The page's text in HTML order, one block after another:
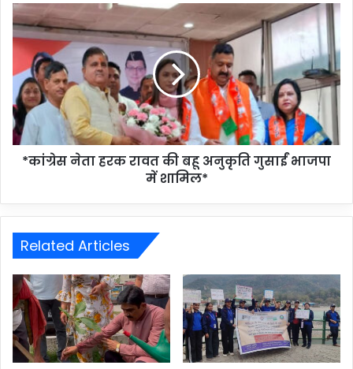
*कांग्रेस नेता हरक रावत की बहू अनुकृति गुसाईं भाजपा
में शामिल*
Related Articles